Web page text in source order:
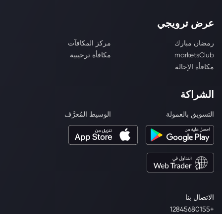
الاتصال بنا
+12845680155
عرض ترويجي
رمضان مبارك
مركز المكافآت
marketsClub
مكافأة ترحيبية
مكافأة الإحالة
الشراكة
التسويق بالعمولة الوسيط المُعرَّف